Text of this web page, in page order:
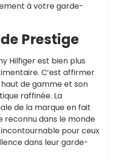
à votre garde-
Prestige
Hilfiger est bien plus
C’est affirmer
de gamme et son
raffinée. La
de la marque en fait
reconnu dans le monde
pour ceux
dans leur garde-